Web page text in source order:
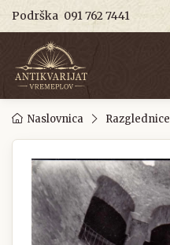
Podrška 091 762 7441
Naslovnica Razglednice